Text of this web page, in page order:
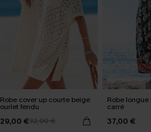
Robe cover up courte beige
ourlet fendu
29,00 €32,00 €
Robe
carré
37,00 €